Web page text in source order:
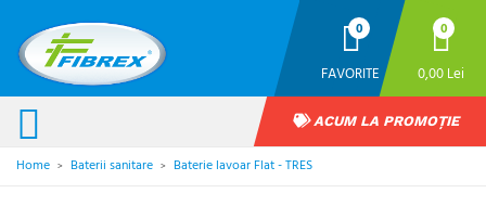
FAVORITE
0 0
0,00 Lei
ACUM LA PROMOȚIE
Home > Baterii sanitare > Baterie lavoar Flat - TRES